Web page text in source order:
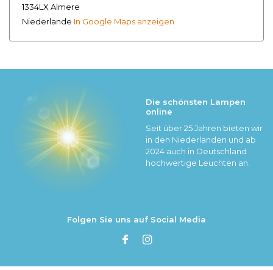
1334LX Almere
Niederlande In Google Maps anzeigen
Die schönsten Lampen
online
Seit über 25 Jahren bieten wir
in den Niederlanden und ab
2024 auch in Deutschland
hochwertige Leuchten an.
Folgen Sie uns auf Social Media